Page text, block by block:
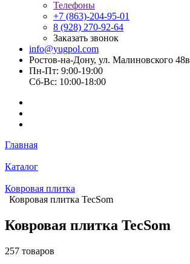
Телефоны
+7 (863)-204-95-01
8 (928) 270-92-64
Заказать звонок
info@yugpol.com
Ростов-на-Дону, ул. Малиновского 48в
Пн-Пт: 9:00-19:00
Cб-Вс: 10:00-18:00
Главная
Каталог
Ковровая плитка
Ковровая плитка TecSom
Ковровая плитка TecSom
257 товаров